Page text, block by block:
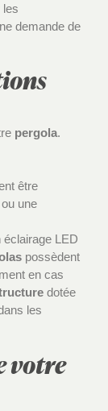
les
demande de
pergola.
être
une
LED
possèdent
en cas
dotée
les
votre